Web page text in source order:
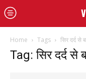
Home Tags सिर दर्द
Tag: सिर दर्द